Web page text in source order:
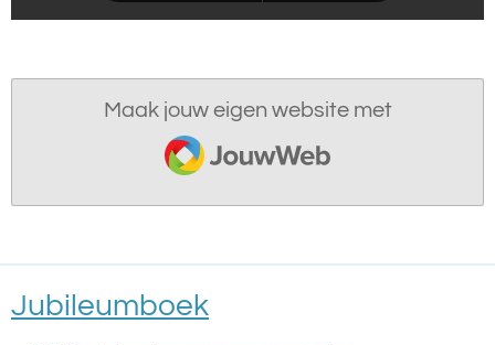
Maak jouw eigen website met
JouwWeb
Jubileumboek